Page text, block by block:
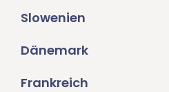
Slowenien
Dänemark
Frankreich